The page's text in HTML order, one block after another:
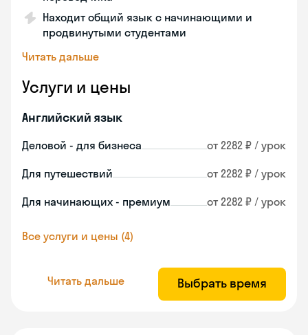
Находит общий язык с начинающими и
продвинутыми студентами
Читать дальше
Услуги и цены
Английский язык
Деловой - для бизнеса от 2282 ₽ / урок
Для путешествий от 2282 ₽ / урок
Для начинающих - премиум от 2282 ₽ / урок
Все услуги и цены (4)
Читать дальше Выбрать время